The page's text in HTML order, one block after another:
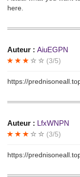
here.
Auteur : AiuEGPN
(3/5)
https://
Auteur : LfxWNPN
(3/5)
https://